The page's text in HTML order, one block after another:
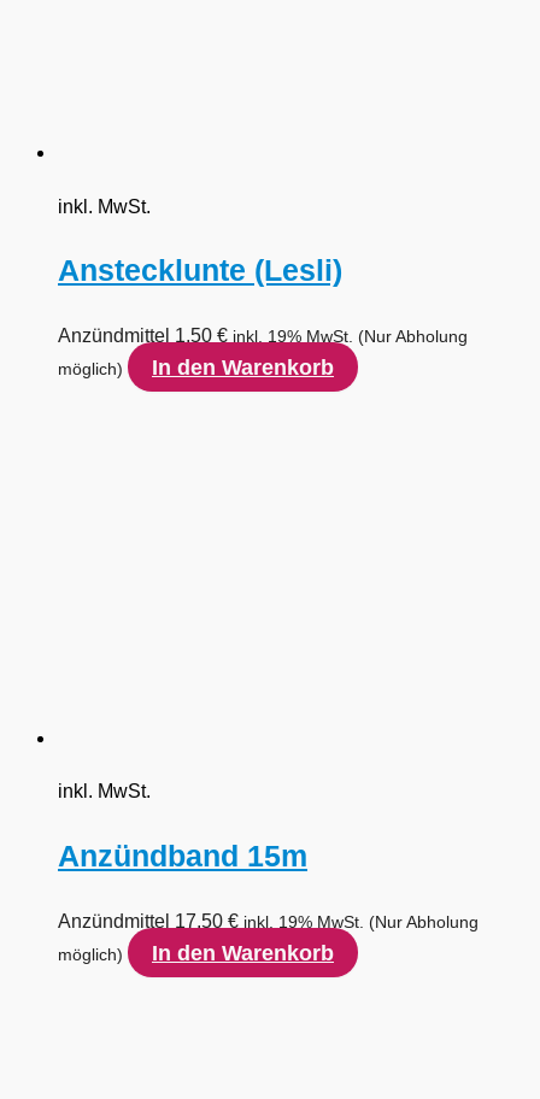
inkl. MwSt.
Anstecklunte (Lesli)
Anzündmittel 1,50 € inkl. 19% MwSt. (Nur Abholung
möglich)
In den Warenkorb
inkl. MwSt.
Anzündband 15m
Anzündmittel 17,50 € inkl. 19% MwSt. (Nur Abholung
möglich)
In den Warenkorb